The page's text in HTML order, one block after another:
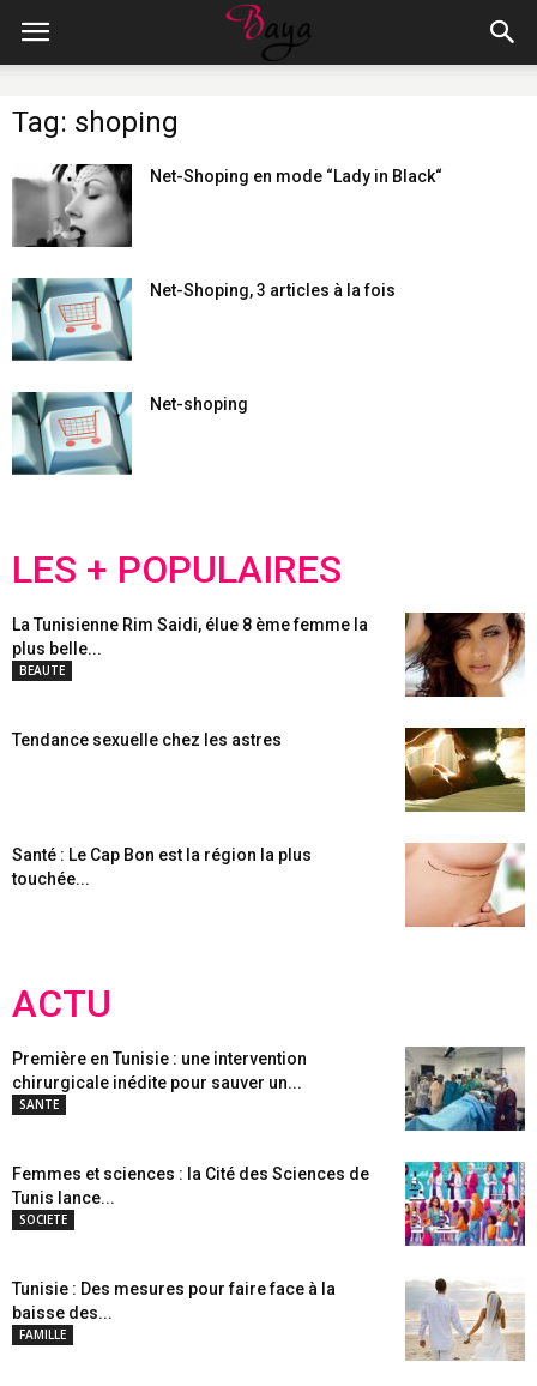
Tag: shoping
Net-Shoping en mode “Lady in Black“
Net-Shoping, 3 articles à la fois
Net-shoping
LES + POPULAIRES
La Tunisienne Rim Saidi, élue 8 ème femme la
plus belle...
BEAUTE
Tendance sexuelle chez les astres
Santé : Le Cap Bon est la région la plus
touchée...
ACTU
Première en Tunisie : une intervention
chirurgicale inédite pour sauver un...
SANTE
Femmes et sciences : la Cité des Sciences de
Tunis lance...
SOCIETE
Tunisie : Des mesures pour faire face à la
baisse des...
FAMILLE